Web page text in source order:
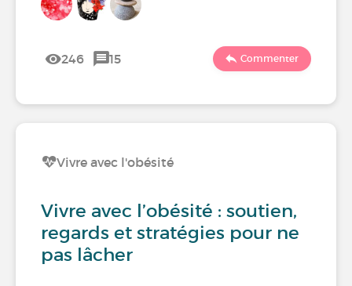
246 15 Commenter
Vivre avec l'obésité
Vivre avec l’obésité : soutien,
regards et stratégies pour ne
pas lâcher